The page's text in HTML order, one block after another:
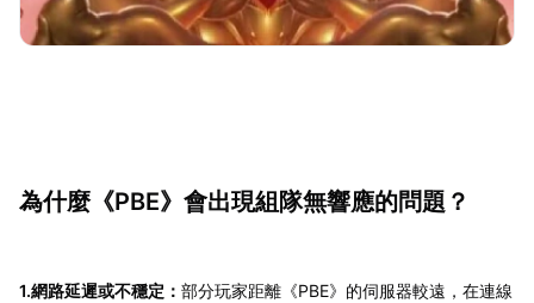
為什麼《PBE》會出現組隊無響應的問題？
1.網路延遲或不穩定： 部分玩家距離《PBE》的伺服器較遠，在連線